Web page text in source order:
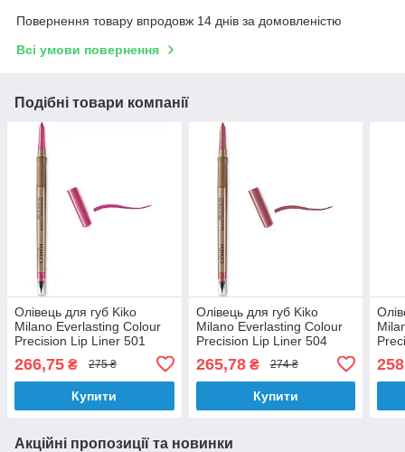
Повернення товару впродовж 14 днів за домовленістю
Всі умови повернення
Подібні товари компанії
Олівець для губ Kiko
Milano Everlasting Colour
Precision Lip Liner 501
Cyclamen Pink (Рожевий
цикламен) 0.35 гр
266,75 ₴ 275 ₴
Купити
Олівець для губ Kiko
Milano Everlasting Colour
Precision Lip Liner 504
265,78₴ 274 ₴
Купити
Акційні пропозиції та новинки